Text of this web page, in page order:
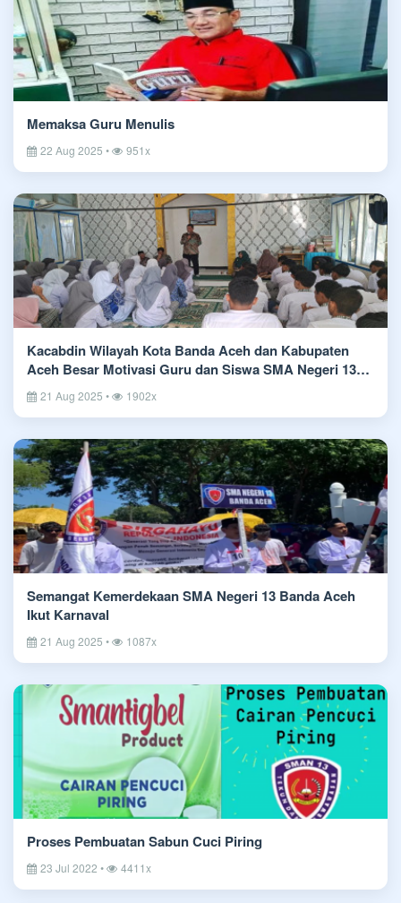
Memaksa Guru Menulis
22 Aug 2025 • 951x
Kacabdin Wilayah Kota Banda Aceh dan Kabupaten
Aceh Besar Motivasi Guru dan Siswa SMA Negeri 13
Banda Aceh
21 Aug 2025 • 1902x
Semangat Kemerdekaan SMA Negeri 13 Banda Aceh
Ikut Karnaval
21 Aug 2025 • 1087x
Proses Pembuatan Sabun Cuci Piring
23 Jul 2022 • 4411x